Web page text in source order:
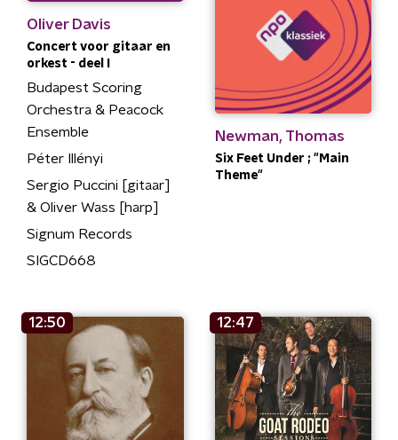
Oliver Davis
Concert voor gitaar en
orkest - deel I
Budapest Scoring
Orchestra & Peacock
Ensemble
Péter Illényi
Sergio Puccini [gitaar]
& Oliver Wass [harp]
Signum Records
SIGCD668
Newman, Thomas
Six Feet Under ; "Main
Theme"
12:50 12:47